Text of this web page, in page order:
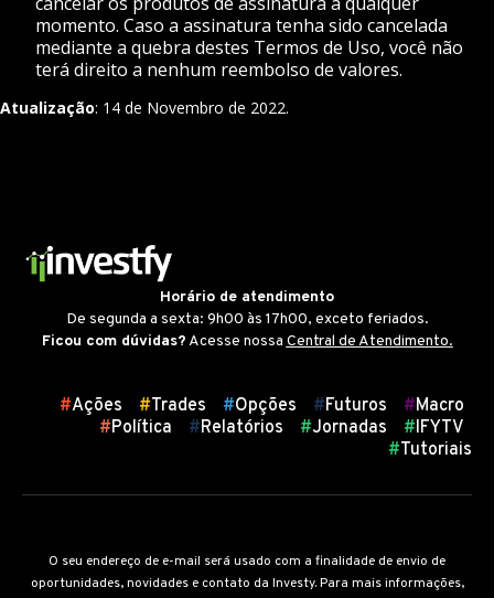
momento. Caso a assinatura tenha sido cancelada
mediante a quebra destes Termos de Uso, você não
terá direito a nenhum reembolso de valores.
Atualização: 14 de Novembro de 2022.
Horário de atendimento
De segunda a sexta: 9h00 às 17h00, exceto feriados.
Ficou com dúvidas?Acesse nossa Central de Atendimento.
#Ações #Trades #Opções #Futuros #Macro
#Política #Relatórios #Jornadas #IFYTV
#Tutoriais
O seu endereço de e-mail será usado com a finalidade de envio de
oportunidades, novidades e contato da Investy. Para mais informações,